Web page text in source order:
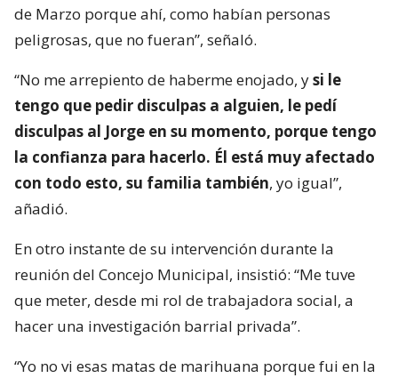
de Marzo porque ahí, como habían personas
peligrosas, que no fueran”, señaló.
“No me arrepiento de haberme enojado, ysi le
tengo que pedir disculpas a alguien, le pedí
disculpas al Jorge en su momento, porque tengo
la confianza para hacerlo. Él está muy afectado
con todo esto, su familia también, yo igual”,
añadió.
En otro instante de su intervención durante la
reunión del Concejo Municipal, insistió: “Me tuve
que meter, desde mi rol de trabajadora social, a
hacer una investigación barrial privada”.
“Yo no vi esas matas de marihuana porque fui en la